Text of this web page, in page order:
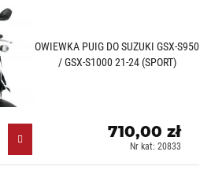
OWIEWKA PUIG DO SUZUKI GSX-S950
/ GSX-S1000 21-24 (SPORT)
(H) (F)
710,00 zł
Nr kat: 20833